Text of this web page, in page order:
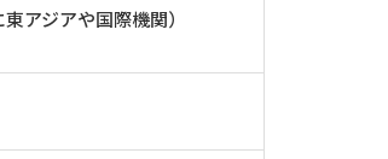
アジアや国際機関）